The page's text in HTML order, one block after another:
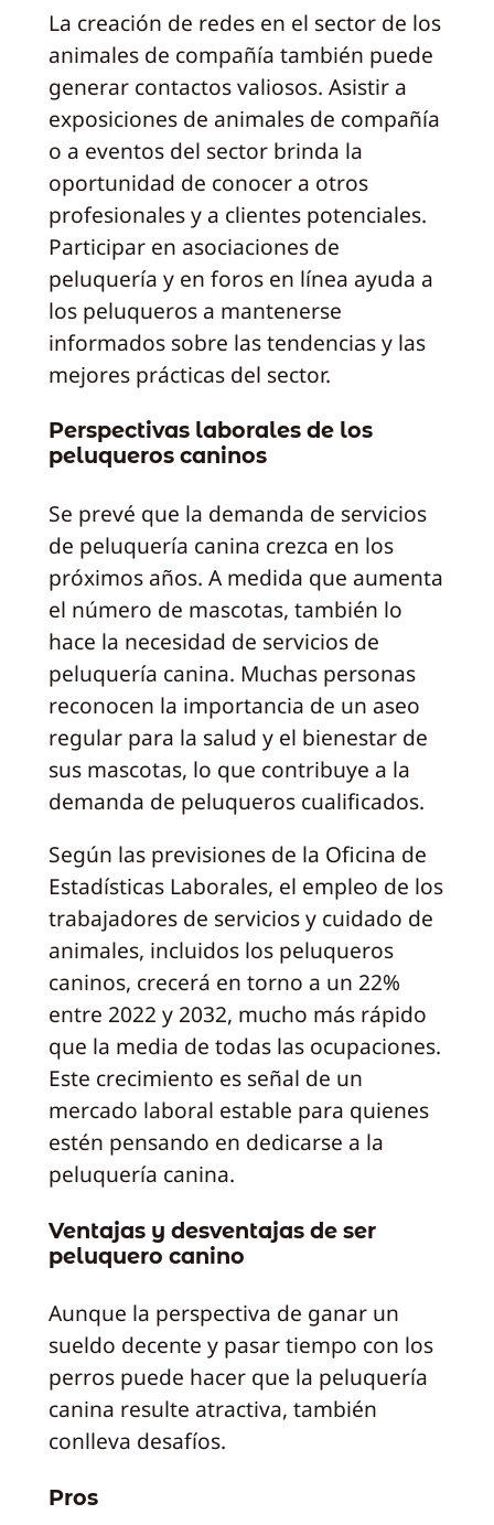
La creación de redes en el sector de los
animales de compañía también puede
generar contactos valiosos. Asistir a
exposiciones de animales de compañía
o a eventos del sector brinda la
oportunidad de conocer a otros
profesionales y a clientes potenciales.
Participar en asociaciones de
peluquería y en foros en línea ayuda a
los peluqueros a mantenerse
informados sobre las tendencias y las
mejores prácticas del sector.
Perspectivas laborales de los
peluqueros caninos
Se prevé que la demanda de servicios
de peluquería canina crezca en los
próximos años. A medida que aumenta
el número de mascotas, también lo
hace la necesidad de servicios de
peluquería canina. Muchas personas
reconocen la importancia de un aseo
regular para la salud y el bienestar de
sus mascotas, lo que contribuye a la
demanda de peluqueros cualificados.
Según las previsiones de la Oficina de
Estadísticas Laborales, el empleo de los
trabajadores de servicios y cuidado de
animales, incluidos los peluqueros
caninos, crecerá en torno a un 22%
entre 2022 y 2032, mucho más rápido
que la media de todas las ocupaciones.
Este crecimiento es señal de un
mercado laboral estable para quienes
estén pensando en dedicarse a la
peluquería canina.
Ventajas y desventajas de ser
peluquero canino
Aunque la perspectiva de ganar un
sueldo decente y pasar tiempo con los
perros puede hacer que la peluquería
canina resulte atractiva, también
conlleva desafíos.
Pros